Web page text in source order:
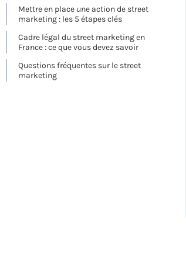
Mettre en place une action de street
marketing : les 5 étapes clés
Cadre légal du street marketing en
France : ce que vous devez savoir
Questions fréquentes sur le street
marketing